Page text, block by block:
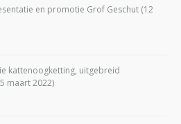
en promotie Grof Geschut (12
kattenoogketting, uitgebreid
maart 2022)